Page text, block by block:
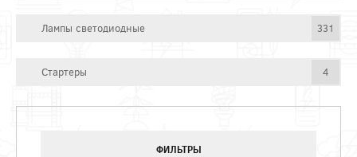
Лампы светодиодные 331
Стартеры 4
ФИЛЬТРЫ